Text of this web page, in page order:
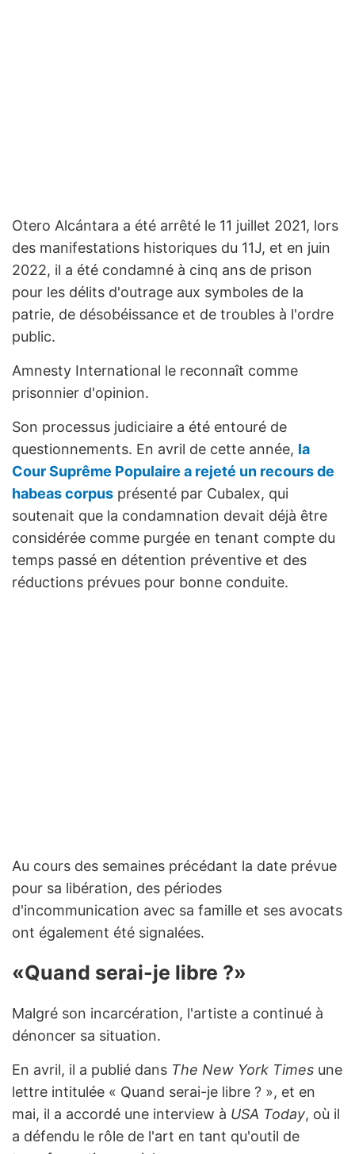
Otero Alcántara a été arrêté le 11 juillet 2021, lors
des manifestations historiques du 11J, et en juin
2022, il a été condamné à cinq ans de prison
pour les délits d'outrage aux symboles de la
patrie, de désobéissance et de troubles à l'ordre
public.
Amnesty International le reconnaît comme
prisonnier d'opinion.
Son processus judiciaire a été entouré de
questionnements. En avril de cette année, la
Cour Suprême Populaire a rejeté un recours de
habeas corpus présenté par Cubalex, qui
soutenait que la condamnation devait déjà être
considérée comme purgée en tenant compte du
temps passé en détention préventive et des
réductions prévues pour bonne conduite.
Au cours des semaines précédant la date prévue
pour sa libération, des périodes
d'incommunication avec sa famille et ses avocats
ont également été signalées.
«Quand serai-je libre ?»
Malgré son incarcération, l'artiste a continué à
dénoncer sa situation.
En avril, il a publié dans The New York Times une
lettre intitulée « Quand serai-je libre ? », et en
mai, il a accordé une interview à USA Today, où il
a défendu le rôle de l'art en tant qu'outil de